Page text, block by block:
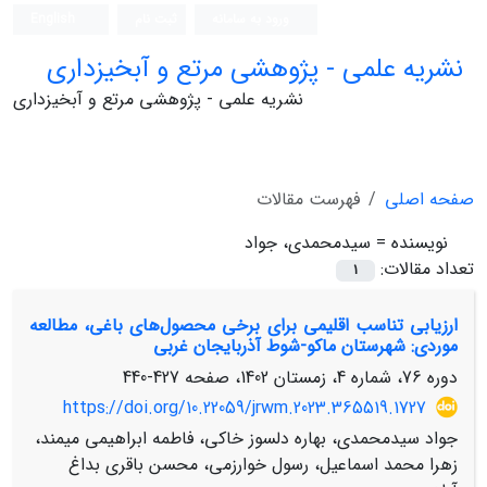
نشریه علمی - پژوهشی مرتع و آبخیزداری
نشریه علمی - پژوهشی مرتع و آبخیزداری
صفحه اصلی
فهرست مقالات
نویسنده = سیدمحمدی، جواد
تعداد مقالات:
1
ارزیابی تناسب اقلیمی برای برخی محصول‌های باغی، مطالعه
موردی: شهرستان ماکو-شوط آذربایجان غربی
دوره 76، شماره 4، زمستان 1402، صفحه
427-440
https://doi.org/10.22059/jrwm.2023.365519.1727
جواد سیدمحمدی، بهاره دلسوز خاکی، فاطمه ابراهیمی میمند،
زهرا محمد اسماعیل، رسول خوارزمی، محسن باقری بداغ